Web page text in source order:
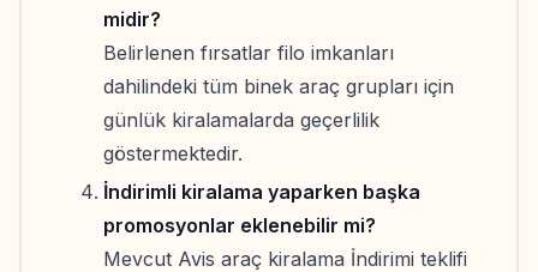
midir?
Belirlenen fırsatlar filo imkanları
dahilindeki tüm binek araç grupları için
günlük kiralamalarda geçerlilik
göstermektedir.
İndirimli kiralama yaparken başka
promosyonlar eklenebilir mi?
Mevcut Avis araç kiralama İndirimi teklifi